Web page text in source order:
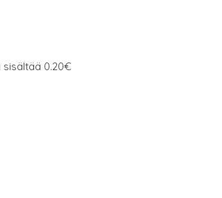
sisältää 0.20€